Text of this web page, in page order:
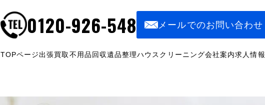
0120-926-548 メールでのお問い合わせ
TOPページ出張買取 不用品回収遺品整理ハウスクリーニング会社案内求人情報